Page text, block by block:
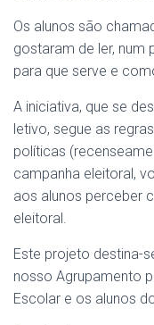
Os alunos são
gostaram de ler, num
para que serve e
A iniciativa, que se
letivo, segue as
políticas
campanha eleitoral,
aos alunos perceber
eleitoral.
Este projeto destina-
nosso Agrupamento
Escolar e os alunos